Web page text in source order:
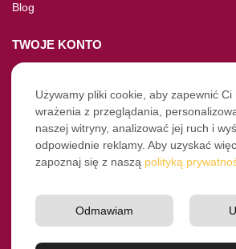
Blog
TWOJE KONTO
Moje konto
Nie pamiętasz hasła?
Twoje zamówienia
NASZE SOCIALE
Instagram
YouTube
Używamy pliki cookie, aby zapewnić Ci
wrażenia z przeglądania,
naszej witryny, analizować jej ruch i
odpowiednie reklamy. Aby uzyskać
zapoznaj się z naszą polityką
Odmawiam